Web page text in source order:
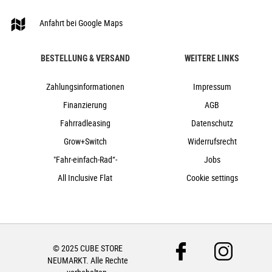
ACID Mudguard Rear Light PRO-E, 12V, DC
ACID 65 BB-Mount
grey´n´metal
Cube
Crossbike, e-Bike, Trekking
ja
nein
Aluminium
Anfahrt bei Google Maps
BESTELLUNG & VERSAND
Zahlungsinformationen
Finanzierung
Fahrradleasing
Grow+Switch
"Fahr-einfach-Rad“-
All Inclusive Flat
WEITERE LINKS
Impressum
AGB
Datenschutz
Widerrufsrecht
Jobs
Cookie settings
© 2025 CUBE STORE
NEUMARKT. Alle Rechte